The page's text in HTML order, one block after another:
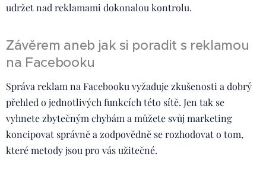
udržet nad reklamami dokonalou kontrolu.
Závěrem aneb jak si poradit s reklamou
na Facebooku
Správa reklam na Facebooku vyžaduje zkušenosti a dobrý
přehled o jednotlivých funkcích této sítě. Jen tak se
vyhnete zbytečným chybám a můžete svůj marketing
koncipovat správně a zodpovědně se rozhodovat o tom,
které metody jsou pro vás užitečné.